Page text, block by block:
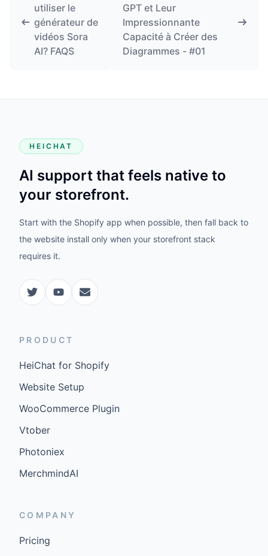
utiliser le
générateur de
vidéos Sora
AI? FAQS
GPT et Leur
Impressionnante
Capacité à Créer des
Diagrammes - #01
HEICHAT
AI support that feels native to
your storefront.
Start with the Shopify app when possible, then fall back to
the website install only when your storefront stack
requires it.
PRODUCT
HeiChat for Shopify
Website Setup
WooCommerce Plugin
Vtober
Photoniex
MerchmindAI
COMPANY
Pricing